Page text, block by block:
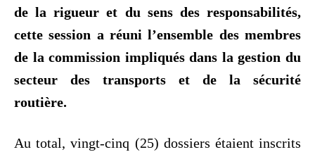
de la rigueur et du sens des responsabilités,
cette session a réuni l’ensemble des membres
de la commission impliqués dans la gestion du
secteur des transports et de la sécurité
routière.
Au total, vingt-cinq (25) dossiers étaient inscrits